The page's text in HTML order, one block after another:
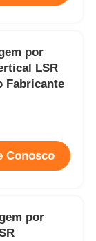
por
LSR
Fabricante
Conosco
por